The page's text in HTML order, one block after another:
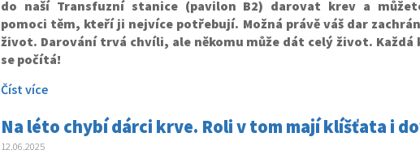
do naší Transfuzní stanice (pavilon B2) darovat krev a
pomoci těm, kteří ji nejvíce potřebují. Možná právě váš dar
život. Darování trvá chvíli, ale někomu může dát celý život. Každá
se počítá!
Číst více
Na léto chybí dárci krve. Roli v tom mají klíšťata i
12.06.2025